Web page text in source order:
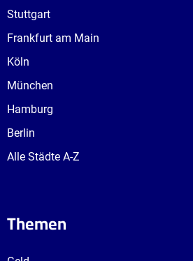
Stuttgart
Frankfurt am Main
Köln
München
Hamburg
Berlin
Alle Städte A-Z
Themen